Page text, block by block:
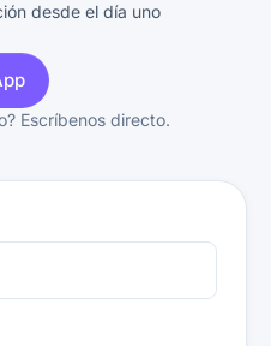
desde el día uno
Escríbenos directo.